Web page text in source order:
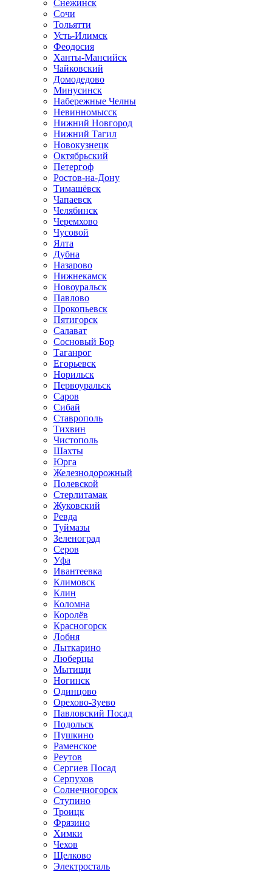
Снежинск
Сочи
Тольятти
Усть-Илимск
Феодосия
Ханты-Мансийск
Чайковский
Домодедово
Минусинск
Набережные Челны
Невинномысск
Нижний Новгород
Нижний Тагил
Новокузнецк
Октябрьский
Петергоф
Ростов-на-Дону
Тимашёвск
Чапаевск
Челябинск
Черемхово
Чусовой
Ялта
Дубна
Назарово
Нижнекамск
Новоуральск
Павлово
Прокопьевск
Пятигорск
Салават
Сосновый Бор
Таганрог
Егорьевск
Норильск
Первоуральск
Саров
Сибай
Ставрополь
Тихвин
Чистополь
Шахты
Юрга
Железнодорожный
Полевской
Стерлитамак
Жуковский
Ревда
Туймазы
Зеленоград
Серов
Уфа
Ивантеевка
Климовск
Клин
Коломна
Королёв
Красногорск
Лобня
Лыткарино
Люберцы
Мытищи
Ногинск
Одинцово
Орехово-Зуево
Павловский Посад
Подольск
Пушкино
Раменское
Реутов
Сергиев Посад
Серпухов
Солнечногорск
Ступино
Троицк
Фрязино
Химки
Чехов
Щелково
Электросталь